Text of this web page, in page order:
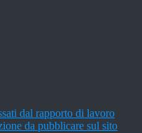
dal rapporto di lavoro
da pubblicare sul sito